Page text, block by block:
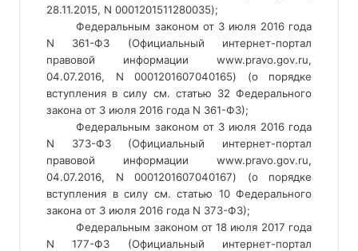
28.11.2015, N 0001201511280035);
Федеральным законом от 3 июля 2016 года
N 361-ФЗ (Официальный интернет-портал
правовой информации www.pravo.gov.ru,
04.07.2016, N 0001201607040165) (о порядке
вступления в силу см. статью 32 Федерального
закона от 3 июля 2016 года N 361-ФЗ);
Федеральным законом от 3 июля 2016 года
N 373-ФЗ (Официальный интернет-портал
правовой информации www.pravo.gov.ru,
04.07.2016, N 0001201607040167) (о порядке
вступления в силу см. статью 10 Федерального
закона от 3 июля 2016 года N 373-ФЗ);
Федеральным законом от 18 июля 2017 года
N 177-ФЗ (Официальный интернет-портал